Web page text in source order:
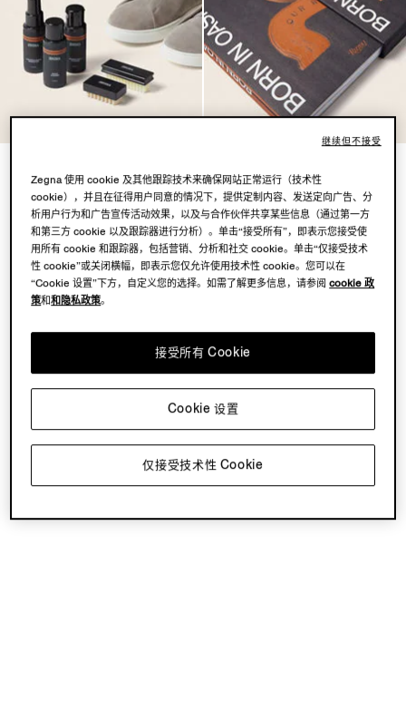
¥1,000 ¥2,300
已查看 2 件产品（共 2 件）
Zegna 使用 cookie 及其他跟踪技术来确保网站正常运行（技术性
cookie），并且在征得用户同意的情况下，提供定制内容、发送定向广告、分
析用户行为和广告宣传活动效果，以及与合作伙伴共享某些信息（通过第一方
和第三方 cookie 以及跟踪器进行分析）。单击“接受所有”，即表示您接受使
用所有 cookie 和跟踪器，包括营销、分析和社交 cookie。单击“仅接受技术
性 cookie”或关闭横幅，即表示您仅允许使用技术性 cookie。您可以在
“Cookie 设置”下方，自定义您的选择。如需了解更多信息，请参阅cookie 政
策和和隐私政策。
仅接受技术性 Cookie
接受所有 Cookie
Cookie 设置
继续但不接受